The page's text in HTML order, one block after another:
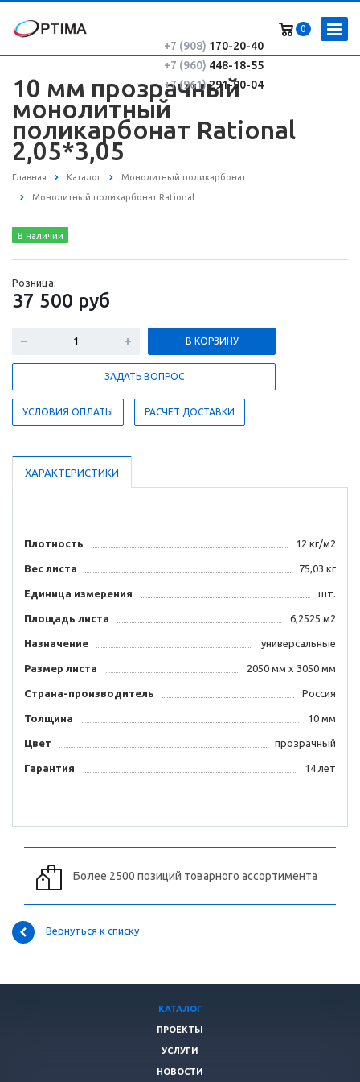
0
+7 (908) 170-20-40
+7 (960) 448-18-55
+7 (961)291-90-04
10 мм прозрачный
монолитный
поликарбонат Rational
2,05*3,05
Главная Каталог Монолитный поликарбонат
Монолитный поликарбонат Rational
В наличии
Розница:
37 500 руб
В КОРЗИНУ
ЗАДАТЬ ВОПРОС
УСЛОВИЯ ОПЛАТЫ РАСЧЕТ ДОСТАВКИ
ХАРАКТЕРИСТИКИ
Плотность 12 кг/м2
Вес листа 75,03 кг
Единица измерения шт.
Площадь листа 6,2525 м2
Назначение универсальные
Размер листа 2050 мм х 3050 мм
Страна-производитель Россия
Толщина 10 мм
Цвет прозрачный
Гарантия 14 лет
Более 2500 позиций товарного ассортимента
Вернуться к списку
КАТАЛОГ
ПРОЕКТЫ
УСЛУГИ
НОВОСТИ